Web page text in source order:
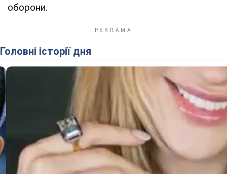
оборони.
Головні історії дня